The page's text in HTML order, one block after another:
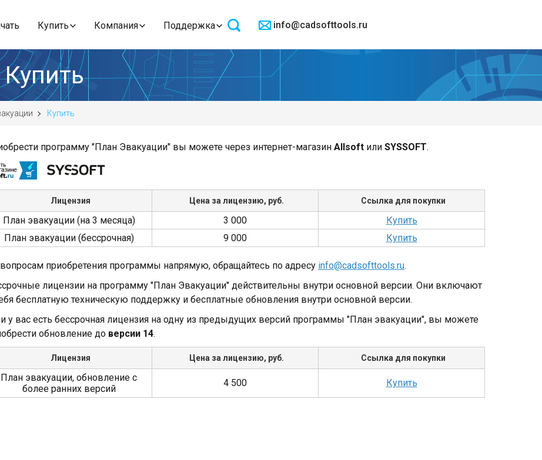
Купить Компания Поддержка info@cadsofttools.ru
Купить
программу "План Эвакуации" вы можете через интернет-магазин Allsoft или SYSSOFT.
Лицензия Цена за лицензию, руб. Ссылка для покупки
План эвакуации (на 3 месяца) 3 000
Купить
План эвакуации (бессрочная)
9 000 Купить
приобретения программы напрямую, обращайтесь по адресу info@cadsofttools.ru.
лицензии на программу "План Эвакуации" действительны внутри основной версии. Они включают
бесплатную техническую поддержку и бесплатные обновления внутри основной версии.
у вас есть бессрочная лицензия на одну из предыдущих версий программы "План эвакуации", вы можете
обновление до версии 14.
Лицензия Цена за лицензию, руб. Ссылка для покупки
План эвакуации, обновление с
более ранних версий
4 500 Купить